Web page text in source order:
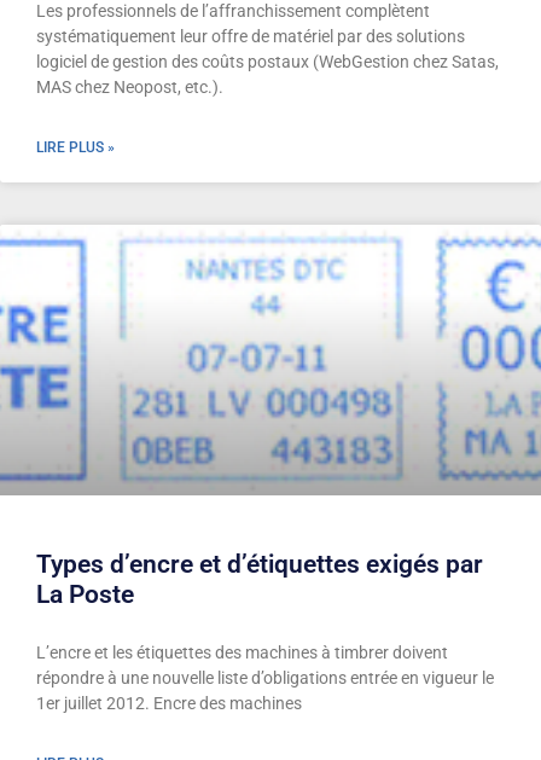
Les professionnels de l’affranchissement complètent
systématiquement leur offre de matériel par des solutions
logiciel de gestion des coûts postaux (WebGestion chez Satas,
MAS chez Neopost, etc.).
LIRE PLUS »
Types d’encre et d’étiquettes exigés par
La Poste
L’encre et les étiquettes des machines à timbrer doivent
répondre à une nouvelle liste d’obligations entrée en vigueur le
1er juillet 2012. Encre des machines